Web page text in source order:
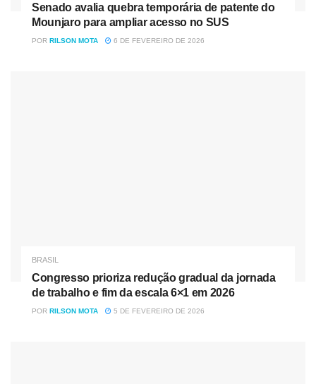
Não haverá fiscalização dos agentes de trânsito na quinta-
feira (09).
Senado avalia quebra temporária de patente do
Mounjaro para ampliar acesso no SUS
POR RILSON MOTA 6 DE FEVEREIRO DE 2026
BRASIL
Congresso prioriza redução gradual da jornada
de trabalho e fim da escala 6×1 em 2026
POR RILSON MOTA 5 DE FEVEREIRO DE 2026